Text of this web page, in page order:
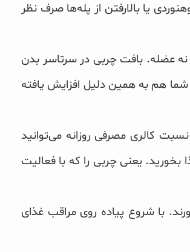
یا بالارفتن از پله‌ها صرف نظر
عضله. بافت چربی در سرتاسر بدن
هم به همین دلیل افزایش یافته
کالری مصرفی روزانه می‌توانید
یعنی چربی را که با فعالیت
با شروع پیاده روی مراقب غذای